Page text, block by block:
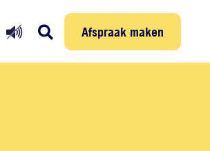
Persoonlijke reis Afspraak maken
Afspraak maken